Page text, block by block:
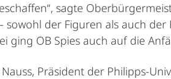
sagte
sowohl der Figuren als auch
ging OB Spies auch auf die
Präsident der Philipps-